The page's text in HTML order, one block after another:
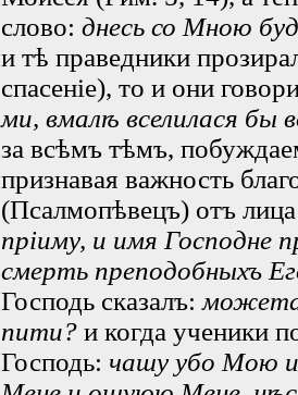
слово: днесь со Мною
и тѣ праведники
спасеніе), то и они
ми, вмалѣ вселилася бы
за всѣмъ тѣмъ,
признавая важность
(Псалмопѣвецъ) отъ
пріиму, и имя Господне
смерть преподобныхъ
Господь сказалъ:
пити? и когда ученики
Господь: чашу убо Мою